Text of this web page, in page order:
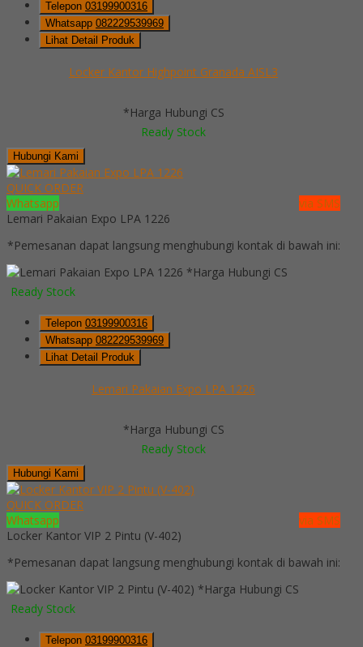
Telepon 03199900316
Whatsapp 082229539969
Lihat Detail Produk
Locker Kantor Highpoint Granada AISL3
*Harga Hubungi CS
Ready Stock
Hubungi Kami
QUICK ORDER
Whatsapp
via SMS
Lemari Pakaian Expo LPA 1226
*Pemesanan dapat langsung menghubungi kontak di bawah ini:
*Harga Hubungi CS
Ready Stock
Telepon 03199900316
Whatsapp 082229539969
Lihat Detail Produk
Lemari Pakaian Expo LPA 1226
*Harga Hubungi CS
Ready Stock
Hubungi Kami
QUICK ORDER
Whatsapp
via SMS
Locker Kantor VIP 2 Pintu (V-402)
*Pemesanan dapat langsung menghubungi kontak di bawah ini:
*Harga Hubungi CS
Ready Stock
Telepon 03199900316